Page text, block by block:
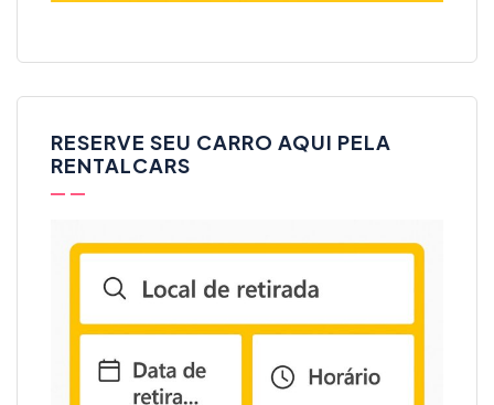
RESERVE SEU CARRO AQUI PELA
RENTALCARS